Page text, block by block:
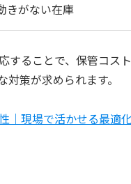
きがない在庫
することで、保管コス
策が求められます。
｜現場で活かせる最適